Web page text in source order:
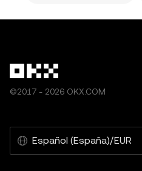
©2017 - 2026 OKX.COM
Español (España)/EUR